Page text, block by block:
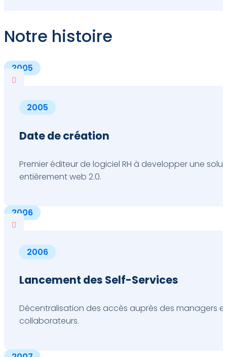
Notre histoire
2005

2005
Date de création
Premier éditeur de logiciel RH à developper une
entièrement web 2.0.
2006

2006
Lancement des Self-Services
Décentralisation des accès auprès des managers et
collaborateurs.